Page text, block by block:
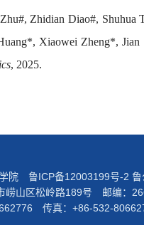
Zhidian Diao#,
Xiaowei Zheng*, Jian
, 2025.
院 鲁ICP备12003199号-2 鲁
崂山区松岭路189号 邮编：
传真：+86-532-